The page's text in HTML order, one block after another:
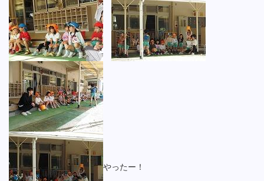
やったー！